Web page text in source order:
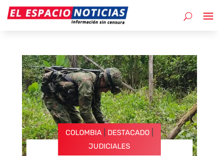
COLOMBIA| DESTACADO|
JUDICIALES